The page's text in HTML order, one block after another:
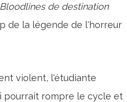
Bloodlines de destination
de la légende de l'horreur
violent, l'étudiante
pourrait rompre le cycle et